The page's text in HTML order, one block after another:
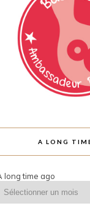
A LONG
long time ago